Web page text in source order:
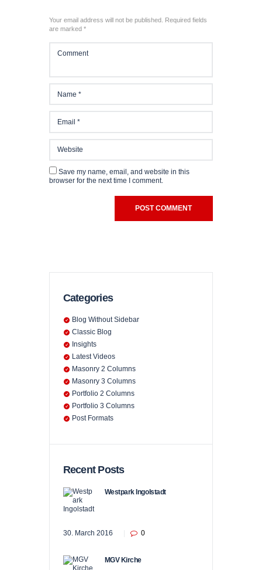
Your email address will not be published. Required fields
are marked *
Save my name, email, and website in this
browser for the next time I comment.
Categories
Blog Without Sidebar
Classic Blog
Insights
Latest Videos
Masonry 2 Columns
Masonry 3 Columns
Portfolio 2 Columns
Portfolio 3 Columns
Post Formats
Recent Posts
Westpark Ingolstadt
30. March 2016 0
MGV Kirche